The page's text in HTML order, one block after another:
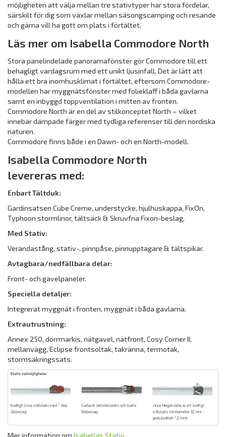
möjligheten att välja mellan tre stativtyper har stora fördelar,
särskilt för dig som växlar mellan säsongscamping och resande
och gärna vill ha gott om plats i förtältet.
Läs mer om Isabella Commodore North
Stora panelindelade panoramafönster gör Commodore till ett
behagligt vardagsrum med ett unikt ljusinfall. Det är lätt att
hålla ett bra inomhusklimat i förtältet, eftersom Commodore-
modellen har myggnätsfönster med folieklaff i båda gavlarna
samt en inbyggd toppventilation i mitten av fronten.
Commodore North är en del av stilkonceptet North – vilket
innebär dämpade färger med tydliga referenser till den nordiska
naturen.
Commodore finns både i en Dawn- och en North-modell.
Isabella Commodore North
levereras med:
Enbart Tältduk:
Gardinsatsen Cube Creme, understycke, hjulhuskappa, FixOn,
Typhoon stormlinor, tältsäck & Skruvfria Fixon-beslag.
Med Stativ:
Verand­astång, stativ-, pinnpåse, pinnupptagare & tältspikar.
Avtagbara/nedfällbara delar:
Front- och gavelpaneler.
Speciella detaljer:
Integrerat myggnät i fronten, myggnät i båda ­gavlarna.
Extrautrustning:
Annex 250, dörrmarkis, nätgavel, nätfront, Cosy Corner II,
mellanvägg, Eclipse frontsoltak, takränna, termotak,
stormsäkringssats.